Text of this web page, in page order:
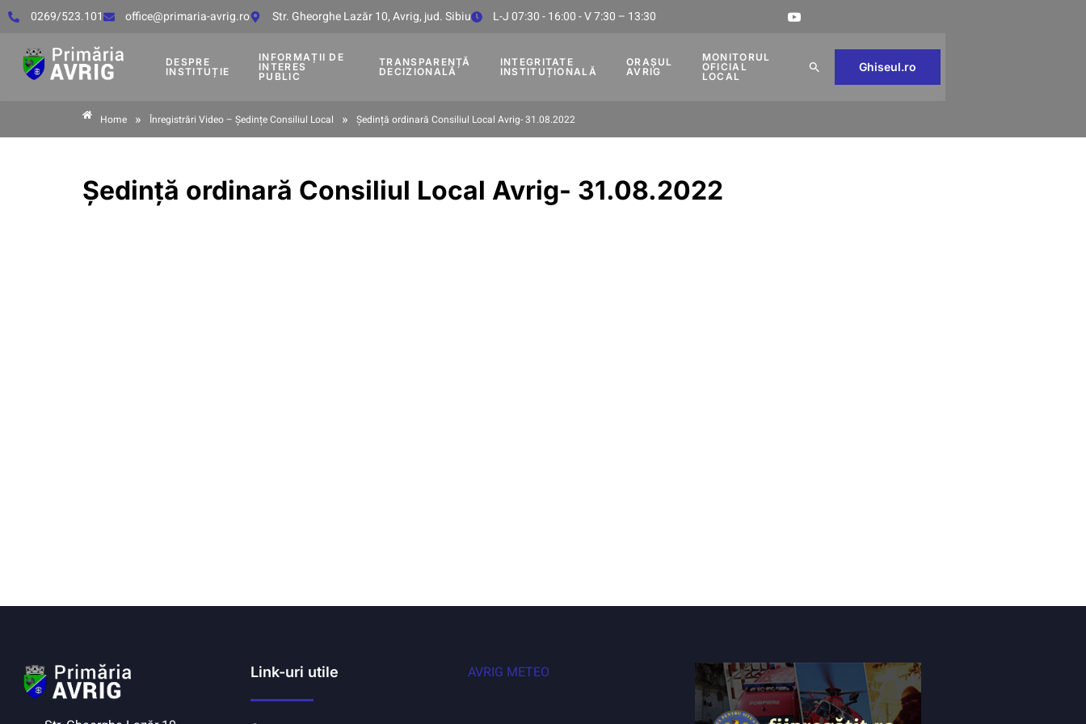
0269/523.101 office@primaria-avrig.ro Str. Gheorghe Lazăr 10, Avrig, jud. Sibiu L-J 07:30 - 16:00 - V 7:30 – 13:30
DESPRE
INSTITUȚIE
INFORMAȚII DE
INTERES
PUBLIC
TRANSPARENȚĂ
DECIZIONALĂ
INTEGRITATE
INSTITUȚIONALĂ
ORAȘUL
AVRIG
MONITORUL
OFICIAL
LOCAL
Ghiseul.ro
Home » Înregistrări Video – Ședințe Consiliul Local » Ședință ordinară Consiliul Local Avrig- 31.08.2022
Ședință ordinară Consiliul Local Avrig- 31.08.2022
Link-uri utile AVRIG METEO